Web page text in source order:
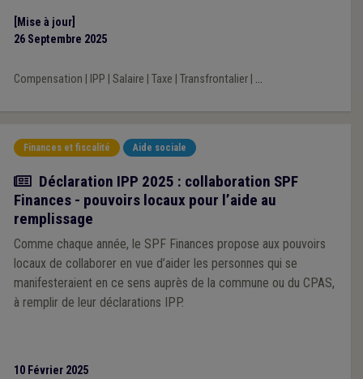
[Mise à jour]
26 Septembre 2025
Compensation IPP Salaire Taxe Transfrontalier| ...
Finances et fiscalité Aide sociale
Actualité
Déclaration IPP 2025 : collaboration SPF
Finances - pouvoirs locaux pour l’aide au
remplissage
Comme chaque année, le SPF Finances propose aux pouvoirs
locaux de collaborer en vue d’aider les personnes qui se
manifesteraient en ce sens auprès de la commune ou du CPAS,
à remplir de leur déclarations IPP.
10 Février 2025